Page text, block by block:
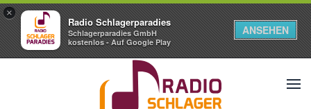
×
Radio Schlagerparadies
Schlagerparadies GmbH
kostenlos - Auf Google Play
ANSEHEN